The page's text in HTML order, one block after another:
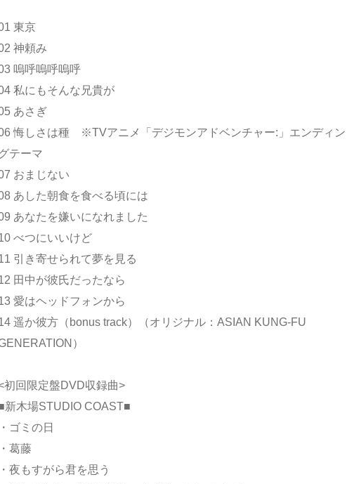
東京
神頼み
嗚呼嗚呼嗚呼
私にもそんな兄貴が
あさぎ
悔しさは種 ※TVアニメ「デジモンアドベンチャー:」エンディン
グテーマ
おまじない
あした朝食を食べる頃には
あなたを嫌いになれました
べつにいいけど
引き寄せられて夢を見る
田中が彼氏だったなら
愛はヘッドフォンから
遥か彼方（bonus track）（オリジナル：ASIAN KUNG-FU
）
初回限定盤DVD収録曲>
新木場STUDIO COAST■
・ゴミの日
・葛藤
・夜もすがら君を思う